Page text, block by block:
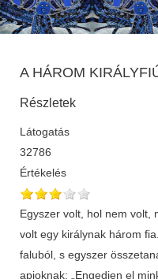
A HÁROM
Részletek
Látogatás
32786
Értékelés
Egyszer volt, hol nem volt,
volt egy királynak három
faluból, s egyszer
apjoknak: „Engedjen el